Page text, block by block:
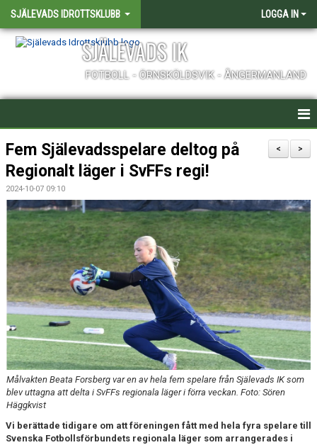
SJÄLEVADS IDROTTSKLUBB LOGGA IN
SJÄLEVADS IK
FOTBOLL - ÖRNSKÖLDSVIK - ÅNGERMANLAND
HEM
NYHETER
LAG
MATCHER
KALENDER
FÖRENINGEN - INFORMATION
SPELARE - INFORMATION
LEDARE - INFORMATION
>
<
Fem Själevadsspelare deltog på
Regionalt läger i SvFFs regi!
2024-10-07 09:10
Målvakten Beata Forsberg var en av hela fem spelare från Själevads IK som
blev uttagna att delta i SvFFs regionala läger i förra veckan. Foto: Sören
Häggkvist
Vi berättade tidigare om att föreningen fått med hela fyra spelare till
Svenska Fotbollsförbundets regionala läger som arrangerades i